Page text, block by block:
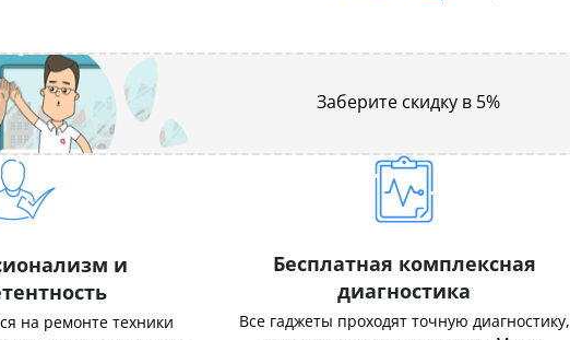
Заберите скидку в 5%
и
на ремонте техники
Бесплатная комплексная
диагностика
Все гаджеты проходят точную диагностику,